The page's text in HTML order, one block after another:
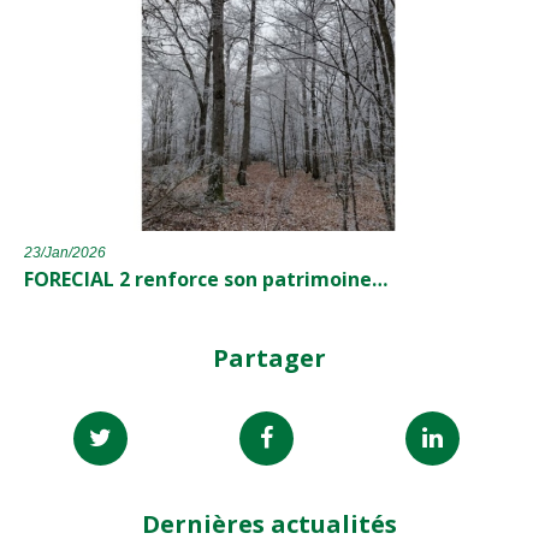
23/Jan/2026
FORECIAL 2 renforce son patrimoine…
Partager
Dernières actualités